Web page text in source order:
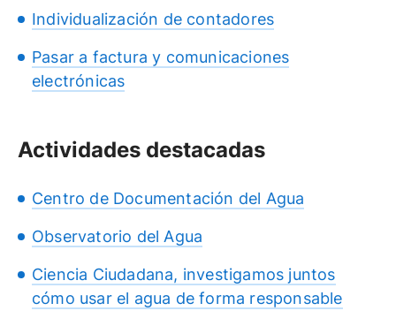
Individualización de contadores
Pasar a factura y comunicaciones
electrónicas
Actividades destacadas
Centro de Documentación del Agua
Observatorio del Agua
Ciencia Ciudadana, investigamos juntos
cómo usar el agua de forma responsable